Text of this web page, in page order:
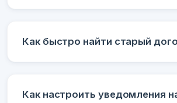
Как быстро найти старый
Как настроить уведомления